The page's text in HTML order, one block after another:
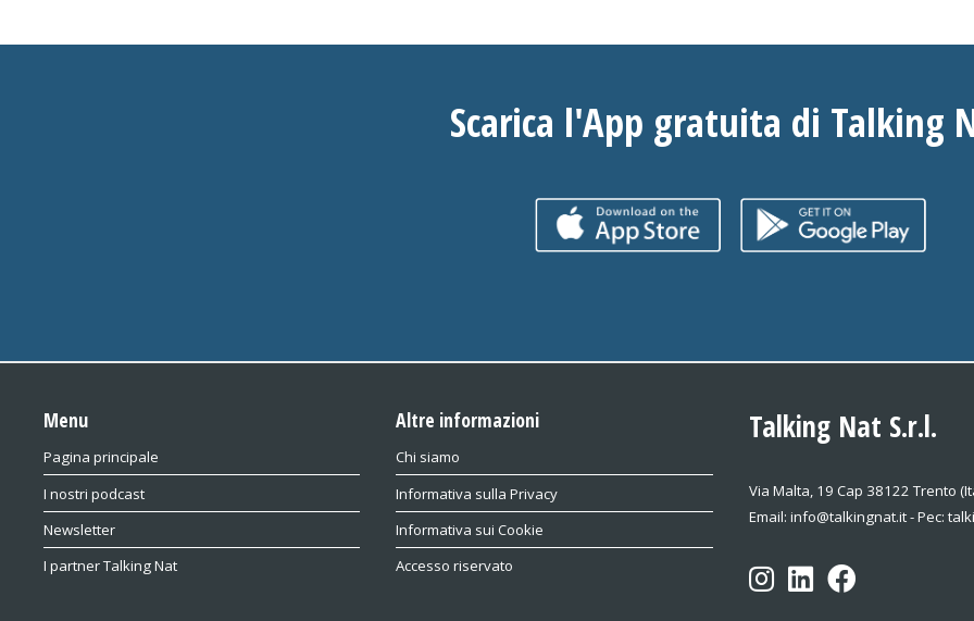
Scarica l'App gratuita di Talking
Menu
Pagina principale
I nostri podcast
Newsletter
I partner Talking Nat
Altre informazioni
Chi siamo
Informativa sulla Privacy
Informativa sui Cookie
Accesso riservato
Talking Nat S.r.l.
Via Malta, 19 Cap 38122 Trento
Email: info@talkingnat.it - Pec: